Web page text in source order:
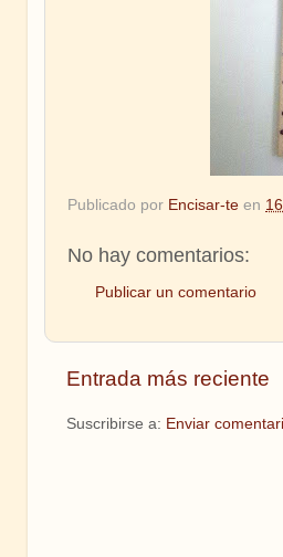
Publicado por Encisar-te en
No hay comentarios:
Publicar un comentario
Entrada más reciente
Suscribirse a: Enviar